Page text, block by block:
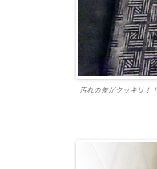
汚れの差がクッキリ！！